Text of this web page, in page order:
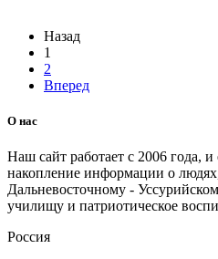
Назад
1
2
Вперед
О нас
Наш сайт работает с 2006 года,
накопление информации о
Дальневосточному -
училищу и патриотическое
Россия